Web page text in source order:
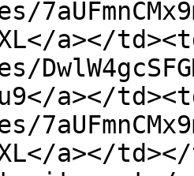
a></
a></
a></